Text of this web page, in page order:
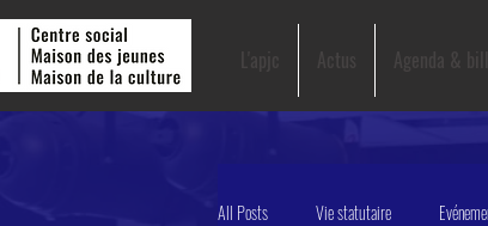
All Posts Vie statutaire